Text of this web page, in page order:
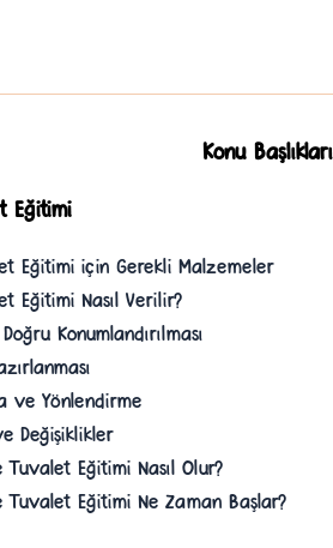
Konu Başlıkları
Eğitimi
Eğitimi için Gerekli Malzemeler
Eğitimi Nasıl Verilir?
Konumlandırılması
ve Yönlendirme
Değişiklikler
Eğitimi Nasıl Olur?
Tuvalet Eğitimi Ne Zaman Başlar?